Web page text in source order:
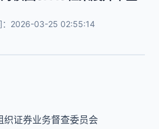
：2026-03-25 02:55:14
织证券业务督查委员会